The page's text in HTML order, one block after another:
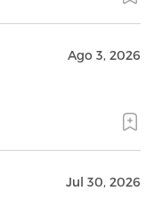
Ago 3, 2026
Jul 30, 2026